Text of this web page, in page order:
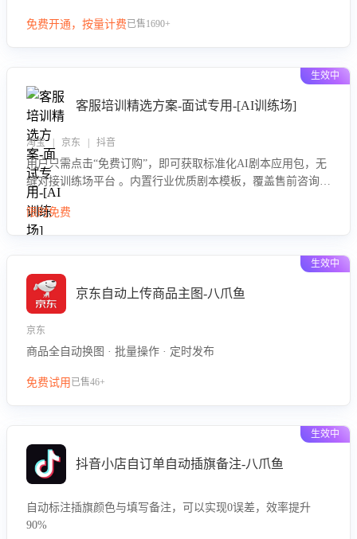
商家优化产品或服务，实现销售额的显著提升。
免费开通，按量计费已售1690+
生效中
客服培训精选方案-面试专用-[AI训练场]
淘宝 | 京东 | 抖音
用户只需点击“免费订购”，即可获取标准化AI剧本应用包，无
缝对接训练场平台 。内置行业优质剧本模板，覆盖售前咨询、
售后处理等全场景，消除复杂部署流程，节省90%的初始化时
间，助力企业快速启动智能客服训练
限时免费
生效中
京东自动上传商品主图-八爪鱼
京东
商品全自动换图 · 批量操作 · 定时发布
免费试用 已售46+
生效中
抖音小店自订单自动插旗备注-八爪鱼
自动标注插旗颜色与填写备注，可以实现0误差，效率提升
90%